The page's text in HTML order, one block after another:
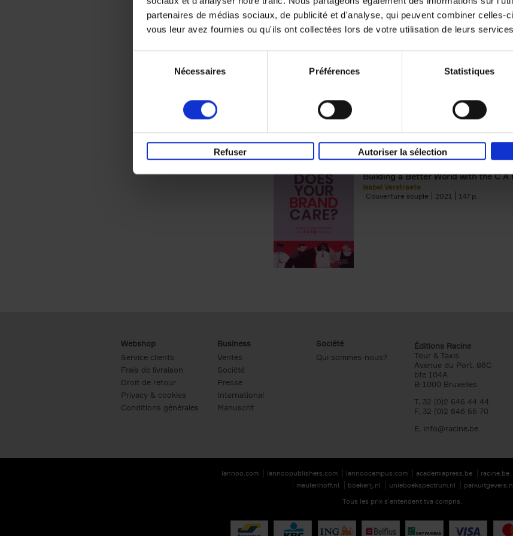
partenaires de médias sociaux, de publicité et d'analyse, qui peuvent combiner celles-
vous leur avez fournies ou qu'ils ont collectées lors de votre utilisation de leurs
Nécessaires Préférences Statistiques
Refuser Autoriser la sélection
Building Bonds = Building
Does Your Brand Care?
Building a Better World with the C A
Isabel Verstraete
Couverture souple
2021 147
Webshop
Service clients
Frais de livraison
Droit de retour
Privacy & cookies
Conditions générales
Business
Ventes
Société
Presse
International
Manuscrit
Société
Qui sommes-nous?
Éditions Racine
Tour & Taxis
Avenue du Port, 86C
bte 104A
B-1000 Bruxelles
T. 32 (0)2 646 44 44
F. 32 (0)2 646 55 70
E. info@racine.be
lannoo.com lannoopublishers.com lannoocampus.com academiapress.be racine.be
meulenhoff.nl
boekerij.nl unieboekspectrum.nl
Tous les prix s’entendent tva compris.